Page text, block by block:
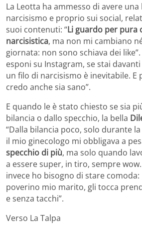
La Leotta ha ammesso di avere
narcisismo e proprio sui social,
suoi contenuti: “Li guardo per pura
narcisistica, ma non mi cambiano
giornata: non sono schiava dei like”.
esponi su Instagram, se stai
un filo di narcisismo è inevitabile. E
credo anche sia sano”.
E quando le è stato chiesto se sia
bilancia o dallo specchio, la bella
“Dalla bilancia poco, solo durante
il mio ginecologo mi obbligava a
specchio di più, ma solo quando
a essere super, in tiro, sempre
invece ho bisogno di stare
poverino mio marito, gli tocca
e senza tacchi”.
Verso La Talpa